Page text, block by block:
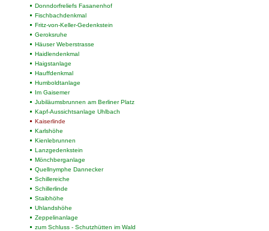
Donndorfreliefs Fasanenhof
Fischbachdenkmal
Fritz-von-Keller-Gedenkstein
Geroksruhe
Häuser Weberstrasse
Haidlendenkmal
Haigstanlage
Hauffdenkmal
Humboldtanlage
Im Gaisemer
Jubiläumsbrunnen am Berliner Platz
Kapf-Aussichtsanlage Uhlbach
Kaiserlinde
Karlshöhe
Kienlebrunnen
Lanzgedenkstein
Mönchberganlage
Quellnymphe Dannecker
Schillereiche
Schillerlinde
Staibhöhe
Uhlandshöhe
Zeppelinanlage
zum Schluss - Schutzhütten im Wald